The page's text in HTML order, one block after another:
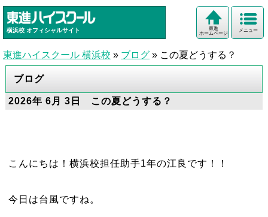
横浜校 オフィシャルサイト メニュー
東進
ホームページ
東進ハイスクール 横浜校 » ブログ » この夏どうする？
ブログ
2026年 6月 3日 この夏どうする？
こんにちは！横浜校担任助手1年の江良です！！
今日は台風ですね。